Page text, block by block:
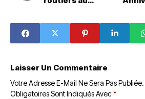
d'accidents
mortels
un
Laisser Un Commentaire
Votre Adresse E-Mail Ne Sera Pas Publiée.
Obligatoires Sont Indiqués Avec*